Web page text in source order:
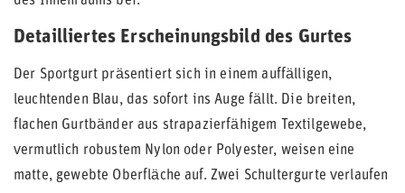
Detailliertes Erscheinungsbild des Gurtes
Der Sportgurt präsentiert sich in einem auffälligen,
leuchtenden Blau, das sofort ins Auge fällt. Die breiten,
flachen Gurtbänder aus strapazierfähigem Textilgewebe,
vermutlich robustem Nylon oder Polyester, weisen eine
matte, gewebte Oberfläche auf. Zwei Schultergurte verlaufen